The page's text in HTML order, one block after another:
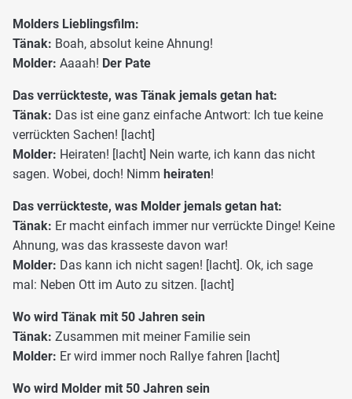
Molders Lieblingsfilm:
Tänak: Boah, absolut keine Ahnung!
Molder: Aaaah! Der Pate
Das verrückteste, was Tänak jemals getan hat:
Tänak: Das ist eine ganz einfache Antwort: Ich tue keine
verrückten Sachen! [lacht]
Molder: Heiraten! [lacht] Nein warte, ich kann das nicht
sagen. Wobei, doch! Nimm heiraten!
Das verrückteste, was Molder jemals getan hat:
Tänak: Er macht einfach immer nur verrückte Dinge! Keine
Ahnung, was das krasseste davon war!
Molder: Das kann ich nicht sagen! [lacht]. Ok, ich sage
mal: Neben Ott im Auto zu sitzen. [lacht]
Wo wird Tänak mit 50 Jahren sein
Tänak: Zusammen mit meiner Familie sein
Molder: Er wird immer noch Rallye fahren [lacht]
Wo wird Molder mit 50 Jahren sein